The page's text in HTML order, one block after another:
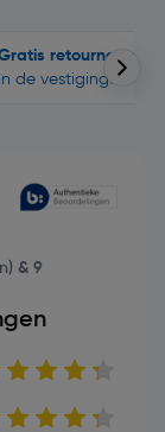
retourneren
in de vestigingen
& 9